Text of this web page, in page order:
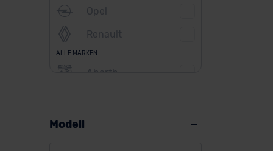
Opel
Renault
ALLE MARKEN
Abarth
Modell